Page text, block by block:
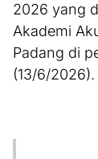
2026 yang
Akademi
Padang di
(13/6/2026).